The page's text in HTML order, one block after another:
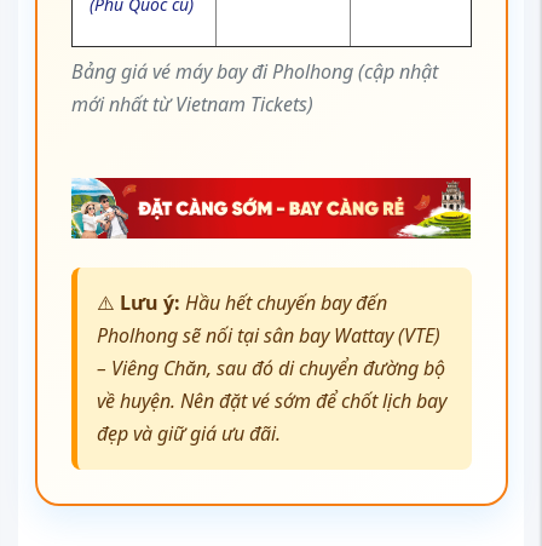
Bảng giá vé máy bay đi Pholhong (cập nhật
mới nhất từ Vietnam Tickets)
(Phú Quốc cũ)
⚠️ Lưu ý: Hầu hết chuyến bay đến
Pholhong sẽ nối tại sân bay Wattay (VTE)
– Viêng Chăn, sau đó di chuyển đường bộ
về huyện. Nên đặt vé sớm để chốt lịch bay
đẹp và giữ giá ưu đãi.